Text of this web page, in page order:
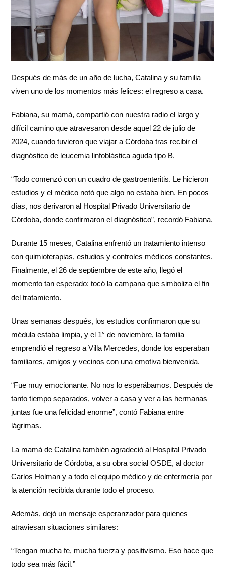
Después de más de un año de lucha, Catalina y su familia
viven uno de los momentos más felices: el regreso a casa.
Fabiana, su mamá, compartió con nuestra radio el largo y
difícil camino que atravesaron desde aquel 22 de julio de
2024, cuando tuvieron que viajar a Córdoba tras recibir el
diagnóstico de leucemia linfoblástica aguda tipo B.
“Todo comenzó con un cuadro de gastroenteritis. Le hicieron
estudios y el médico notó que algo no estaba bien. En pocos
días, nos derivaron al Hospital Privado Universitario de
Córdoba, donde confirmaron el diagnóstico”, recordó Fabiana.
Durante 15 meses, Catalina enfrentó un tratamiento intenso
con quimioterapias, estudios y controles médicos constantes.
Finalmente, el 26 de septiembre de este año, llegó el
momento tan esperado: tocó la campana que simboliza el fin
del tratamiento.
Unas semanas después, los estudios confirmaron que su
médula estaba limpia, y el 1° de noviembre, la familia
emprendió el regreso a Villa Mercedes, donde los esperaban
familiares, amigos y vecinos con una emotiva bienvenida.
“Fue muy emocionante. No nos lo esperábamos. Después de
tanto tiempo separados, volver a casa y ver a las hermanas
juntas fue una felicidad enorme”, contó Fabiana entre
lágrimas.
La mamá de Catalina también agradeció al Hospital Privado
Universitario de Córdoba, a su obra social OSDE, al doctor
Carlos Holman y a todo el equipo médico y de enfermería por
la atención recibida durante todo el proceso.
Además, dejó un mensaje esperanzador para quienes
atraviesan situaciones similares:
“Tengan mucha fe, mucha fuerza y positivismo. Eso hace que
todo sea más fácil.”